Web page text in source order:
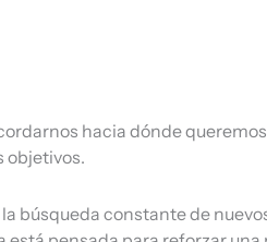
hacia dónde queremos
objetivos.
búsqueda constante de